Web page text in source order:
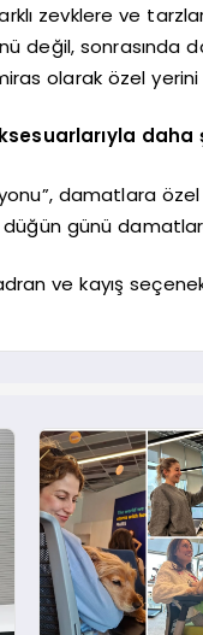
zevklere ve
değil, sonrasında
olarak özel
daha
damatlara
günü damatlara
ve kayış